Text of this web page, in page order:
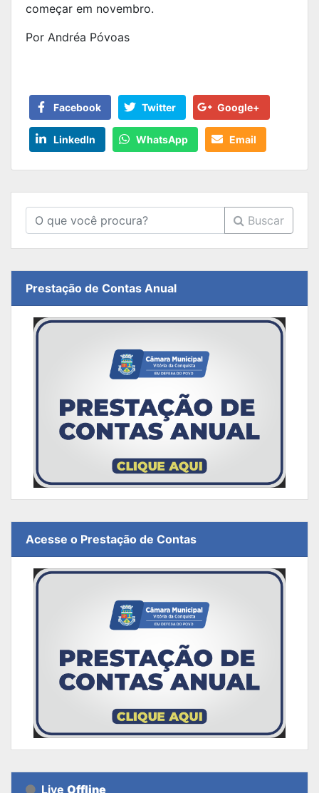
começar em novembro.
Por Andréa Póvoas
Facebook Twitter Google+
LinkedIn WhatsApp Email
Buscar
Prestação de Contas Anual
Acesse o Prestação de Contas
Live Offline